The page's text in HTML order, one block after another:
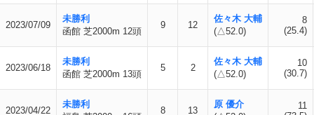
2023/07/09
未勝利
函館 芝2000m 12頭
9 12
佐々木 大輔
(△52.0)
8
(25.4)
2023/06/18
未勝利
函館 芝2000m 13頭
5 2
佐々木 大輔
(△52.0)
10
(30.7)
2023/04/22
未勝利
8 13
原 優介
11